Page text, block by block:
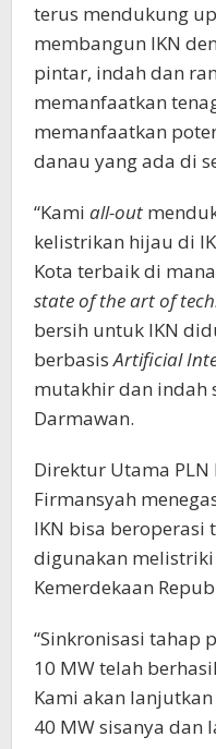
terus mendukung
membangun IKN
pintar, indah dan
memanfaatkan
memanfaatkan
danau yang ada di
“Kami all-out
kelistrikan hijau di
Kota terbaik di
state of the art of
bersih untuk IKN
berbasisArtificial
mutakhir dan indah
Darmawan.
Direktur Utama
Firmansyah
IKN bisa beroperasi
digunakan
Kemerdekaan
“Sinkronisasi tahap
10 MW telah
Kami akan
40 MW sisanya dan